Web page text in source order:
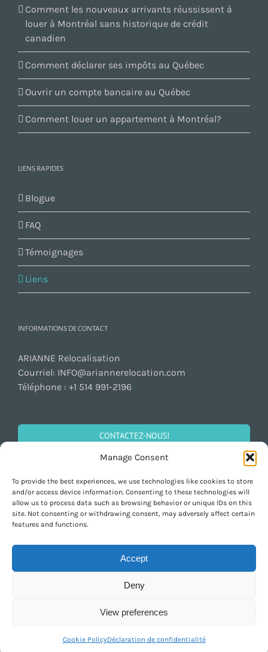
Manage Consent
To provide the best experiences, we use technologies like cookies to store
and/or access device information. Consenting to these technologies will
allow us to process data such as browsing behavior or unique IDs on this
site. Not consenting or withdrawing consent, may adversely affect certain
features and functions.
Accept
Deny
View preferences
Cookie PolicyDéclaration de confidentialité
Comment les nouveaux arrivants réussissent à
louer à Montréal sans historique de crédit
canadien
Comment déclarer ses impôts au Québec
Ouvrir un compte bancaire au Québec
Comment louer un appartement à Montréal?
LIENS RAPIDES
Blogue
FAQ
Témoignages
Liens
INFORMATIONS DE CONTACT
ARIANNE Relocalisation
Courriel: INFO@ariannerelocation.com
Téléphone : +1 514 991-2196
CONTACTEZ-NOUS!
SOCIALISEZ!
Copyright 1997-2026 ARIANNE Relocation Canada | All Rights Reserved |